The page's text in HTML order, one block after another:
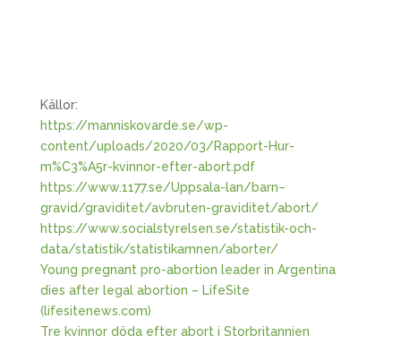
Källor:
https://manniskovarde.se/wp-
content/uploads/2020/03/Rapport-Hur-
m%C3%A5r-kvinnor-efter-abort.pdf
https://www.1177.se/Uppsala-lan/barn–
gravid/graviditet/avbruten-graviditet/abort/
https://www.socialstyrelsen.se/statistik-och-
data/statistik/statistikamnen/aborter/
Young pregnant pro-abortion leader in Argentina
dies after legal abortion – LifeSite
(lifesitenews.com)
Tre kvinnor döda efter abort i Storbritannien